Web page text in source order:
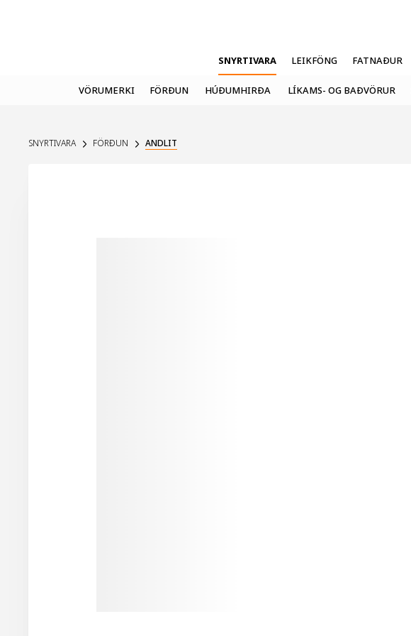
SNYRTIVARA LEIKFÖNG FATNAÐUR
VÖRUMERKI FÖRÐUN HÚÐUMHIRÐA LÍKAMS- OG BAÐVÖRUR
SNYRTIVARA FÖRÐUN ANDLIT